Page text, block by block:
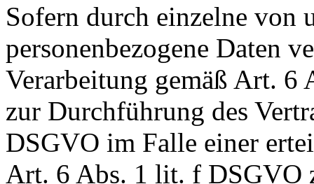
Sofern durch einzelne von
personenbezogene Daten
Verarbeitung gemäß Art.
zur Durchführung des
DSGVO im Falle einer
Art. 6 Abs. 1 lit. f DSGVO